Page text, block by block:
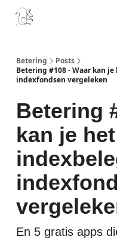
Betering
Posts
Betering #108 - Waar kan
indexfondsen vergeleken
Betering
kan je
En 5 gratis apps